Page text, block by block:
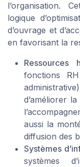
l’organisation.
logique
d’ouvrage et
en favorisant la
Ressources
fonctions
d’améliorer
aussi la
diffusion des
Systèmes
systèmes